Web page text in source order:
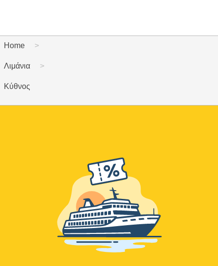
Home
Λιμάνια
Κύθνος